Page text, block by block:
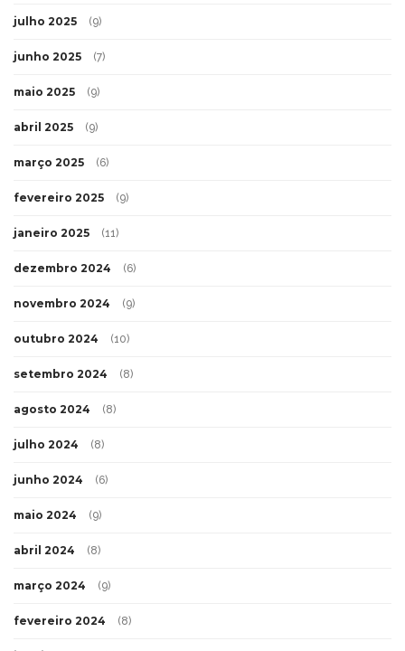
julho 2025 (9)
junho 2025 (7)
maio 2025 (9)
abril 2025 (9)
março 2025 (6)
fevereiro 2025 (9)
janeiro 2025 (11)
dezembro 2024 (6)
novembro 2024 (9)
outubro 2024 (10)
setembro 2024 (8)
agosto 2024 (8)
julho 2024 (8)
junho 2024 (6)
maio 2024 (9)
abril 2024 (8)
março 2024 (9)
fevereiro 2024 (8)